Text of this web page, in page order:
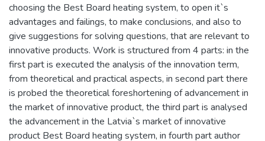
choosing the Best Board heating system, to open it`s
advantages and failings, to make conclusions, and also to
give suggestions for solving questions, that are relevant to
innovative products. Work is structured from 4 parts: in the
first part is executed the analysis of the innovation term,
from theoretical and practical aspects, in second part there
is probed the theoretical foreshortening of advancement in
the market of innovative product, the third part is analysed
the advancement in the Latvia`s market of innovative
product Best Board heating system, in fourth part author